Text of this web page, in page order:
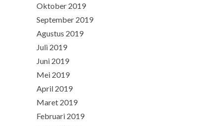
Oktober 2019
September 2019
Agustus 2019
Juli 2019
Juni 2019
Mei 2019
April 2019
Maret 2019
Februari 2019